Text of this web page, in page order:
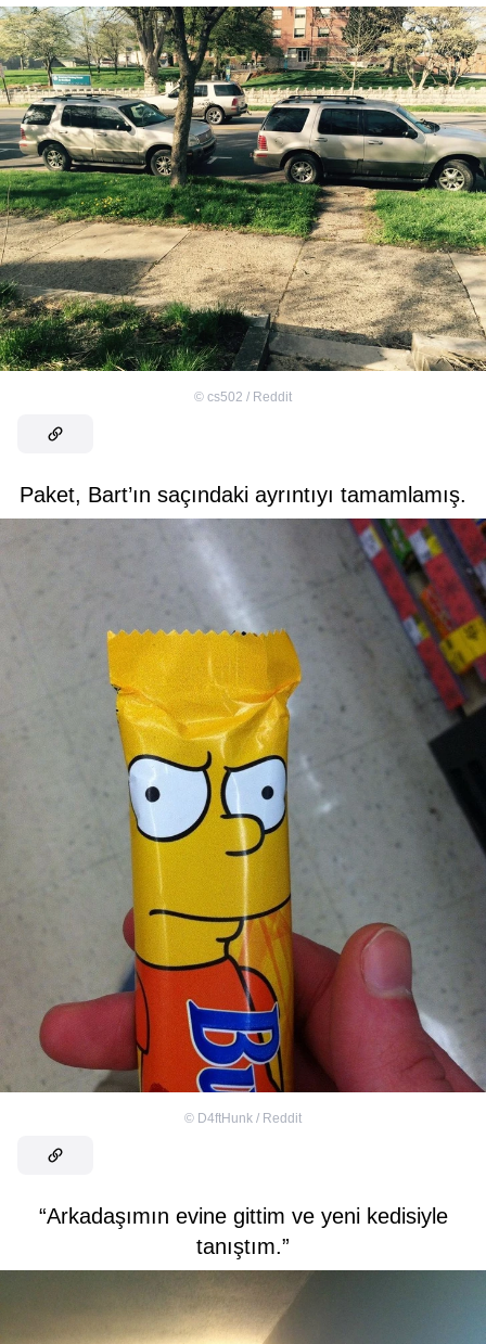
© cs502 / Reddit
Paket, Bart’ın saçındaki ayrıntıyı tamamlamış.
© D4ftHunk / Reddit
“Arkadaşımın evine gittim ve yeni kedisiyle
tanıştım.”